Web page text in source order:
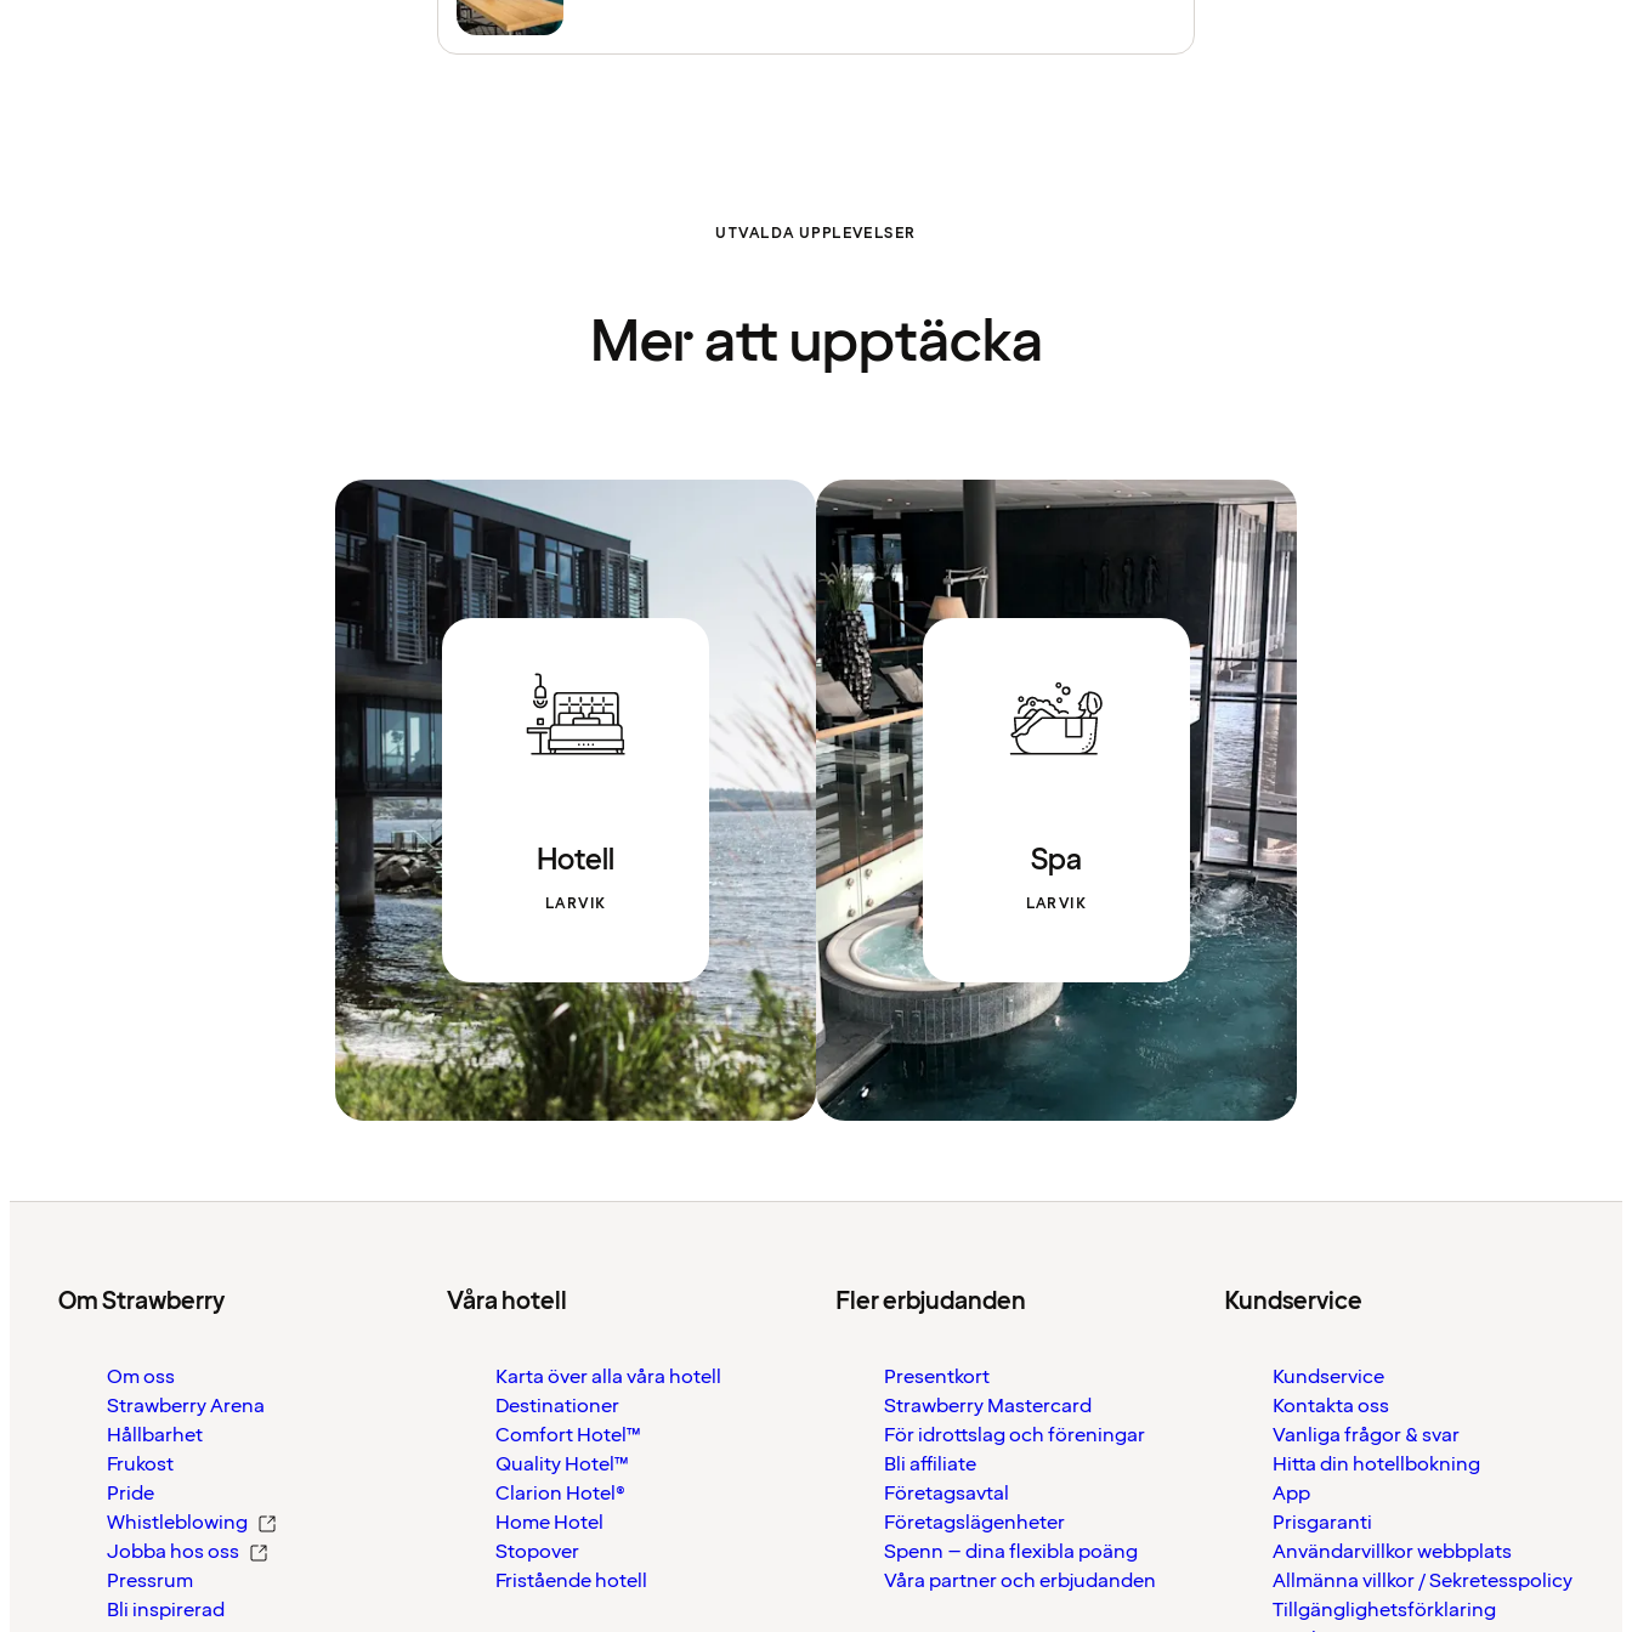
UTVALDA UPPLEVELSER
Mer att upptäcka
Hotell
LARVIK
Spa
LARVIK
Om Strawberry
Om oss
Strawberry Arena
Hållbarhet
Frukost
Pride
Whistleblowing
Jobba hos oss
Pressrum
Bli inspirerad
Våra hotell
Karta över alla våra hotell
Destinationer
Comfort Hotel™
Quality Hotel™
Clarion Hotel®
Home Hotel
Stopover
Fristående hotell
Fler erbjudanden
Presentkort
Strawberry Mastercard
För idrottslag och föreningar
Bli affiliate
Företagsavtal
Företagslägenheter
Spenn – dina flexibla poäng
Våra partner och erbjudanden
Kundservice
Kundservice
Kontakta oss
Vanliga frågor & svar
Hitta din hotellbokning
App
Prisgaranti
Användarvillkor webbplats
Allmänna villkor / Sekretesspolicy
Tillgänglighetsförklaring